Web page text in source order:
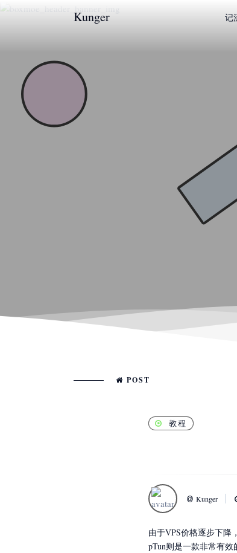
Kunger 记
POST
教程
Kunger
由于VPS价格逐步下降
pTun则是一款非常有